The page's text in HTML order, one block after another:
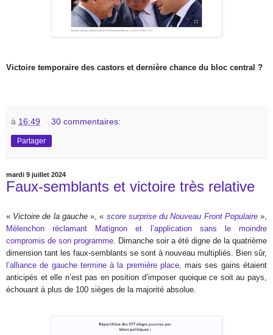
Victoire temporaire des castors et dernière chance du bloc central ?
à 16:49 30 commentaires:
Partager
mardi 9 juillet 2024
Faux-semblants et victoire très relative
« Victoire de la gauche», « score surprise du Nouveau Front Populaire »,
Mélenchon réclamant Matignon et l’application sans le moindre
compromis de son programme . Dimanche soir a été digne de la quatrième
dimension tant les faux-semblants se sont à nouveau multipliés. Bien sûr,
l’alliance de gauche termine à la première place, mais ses gains étaient
anticipés et elle n’est pas en position d’imposer quoique ce soit au pays,
échouant à plus de 100 sièges de la majorité absolue.